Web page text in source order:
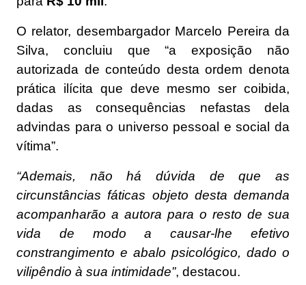
O relator, desembargador Marcelo Pereira da
Silva, concluiu que “a exposição não
autorizada de conteúdo desta ordem denota
prática ilícita que deve mesmo ser coibida,
dadas as consequências nefastas dela
advindas para o universo pessoal e social da
vítima”.
“Ademais, não há dúvida de que as
circunstâncias fáticas objeto desta demanda
acompanharão a autora para o resto de sua
vida de modo a causar-lhe efetivo
constrangimento e abalo psicológico, dado o
vilipêndio à sua intimidade”, destacou.